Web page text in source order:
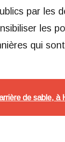
par les
les
qui
de sable, à